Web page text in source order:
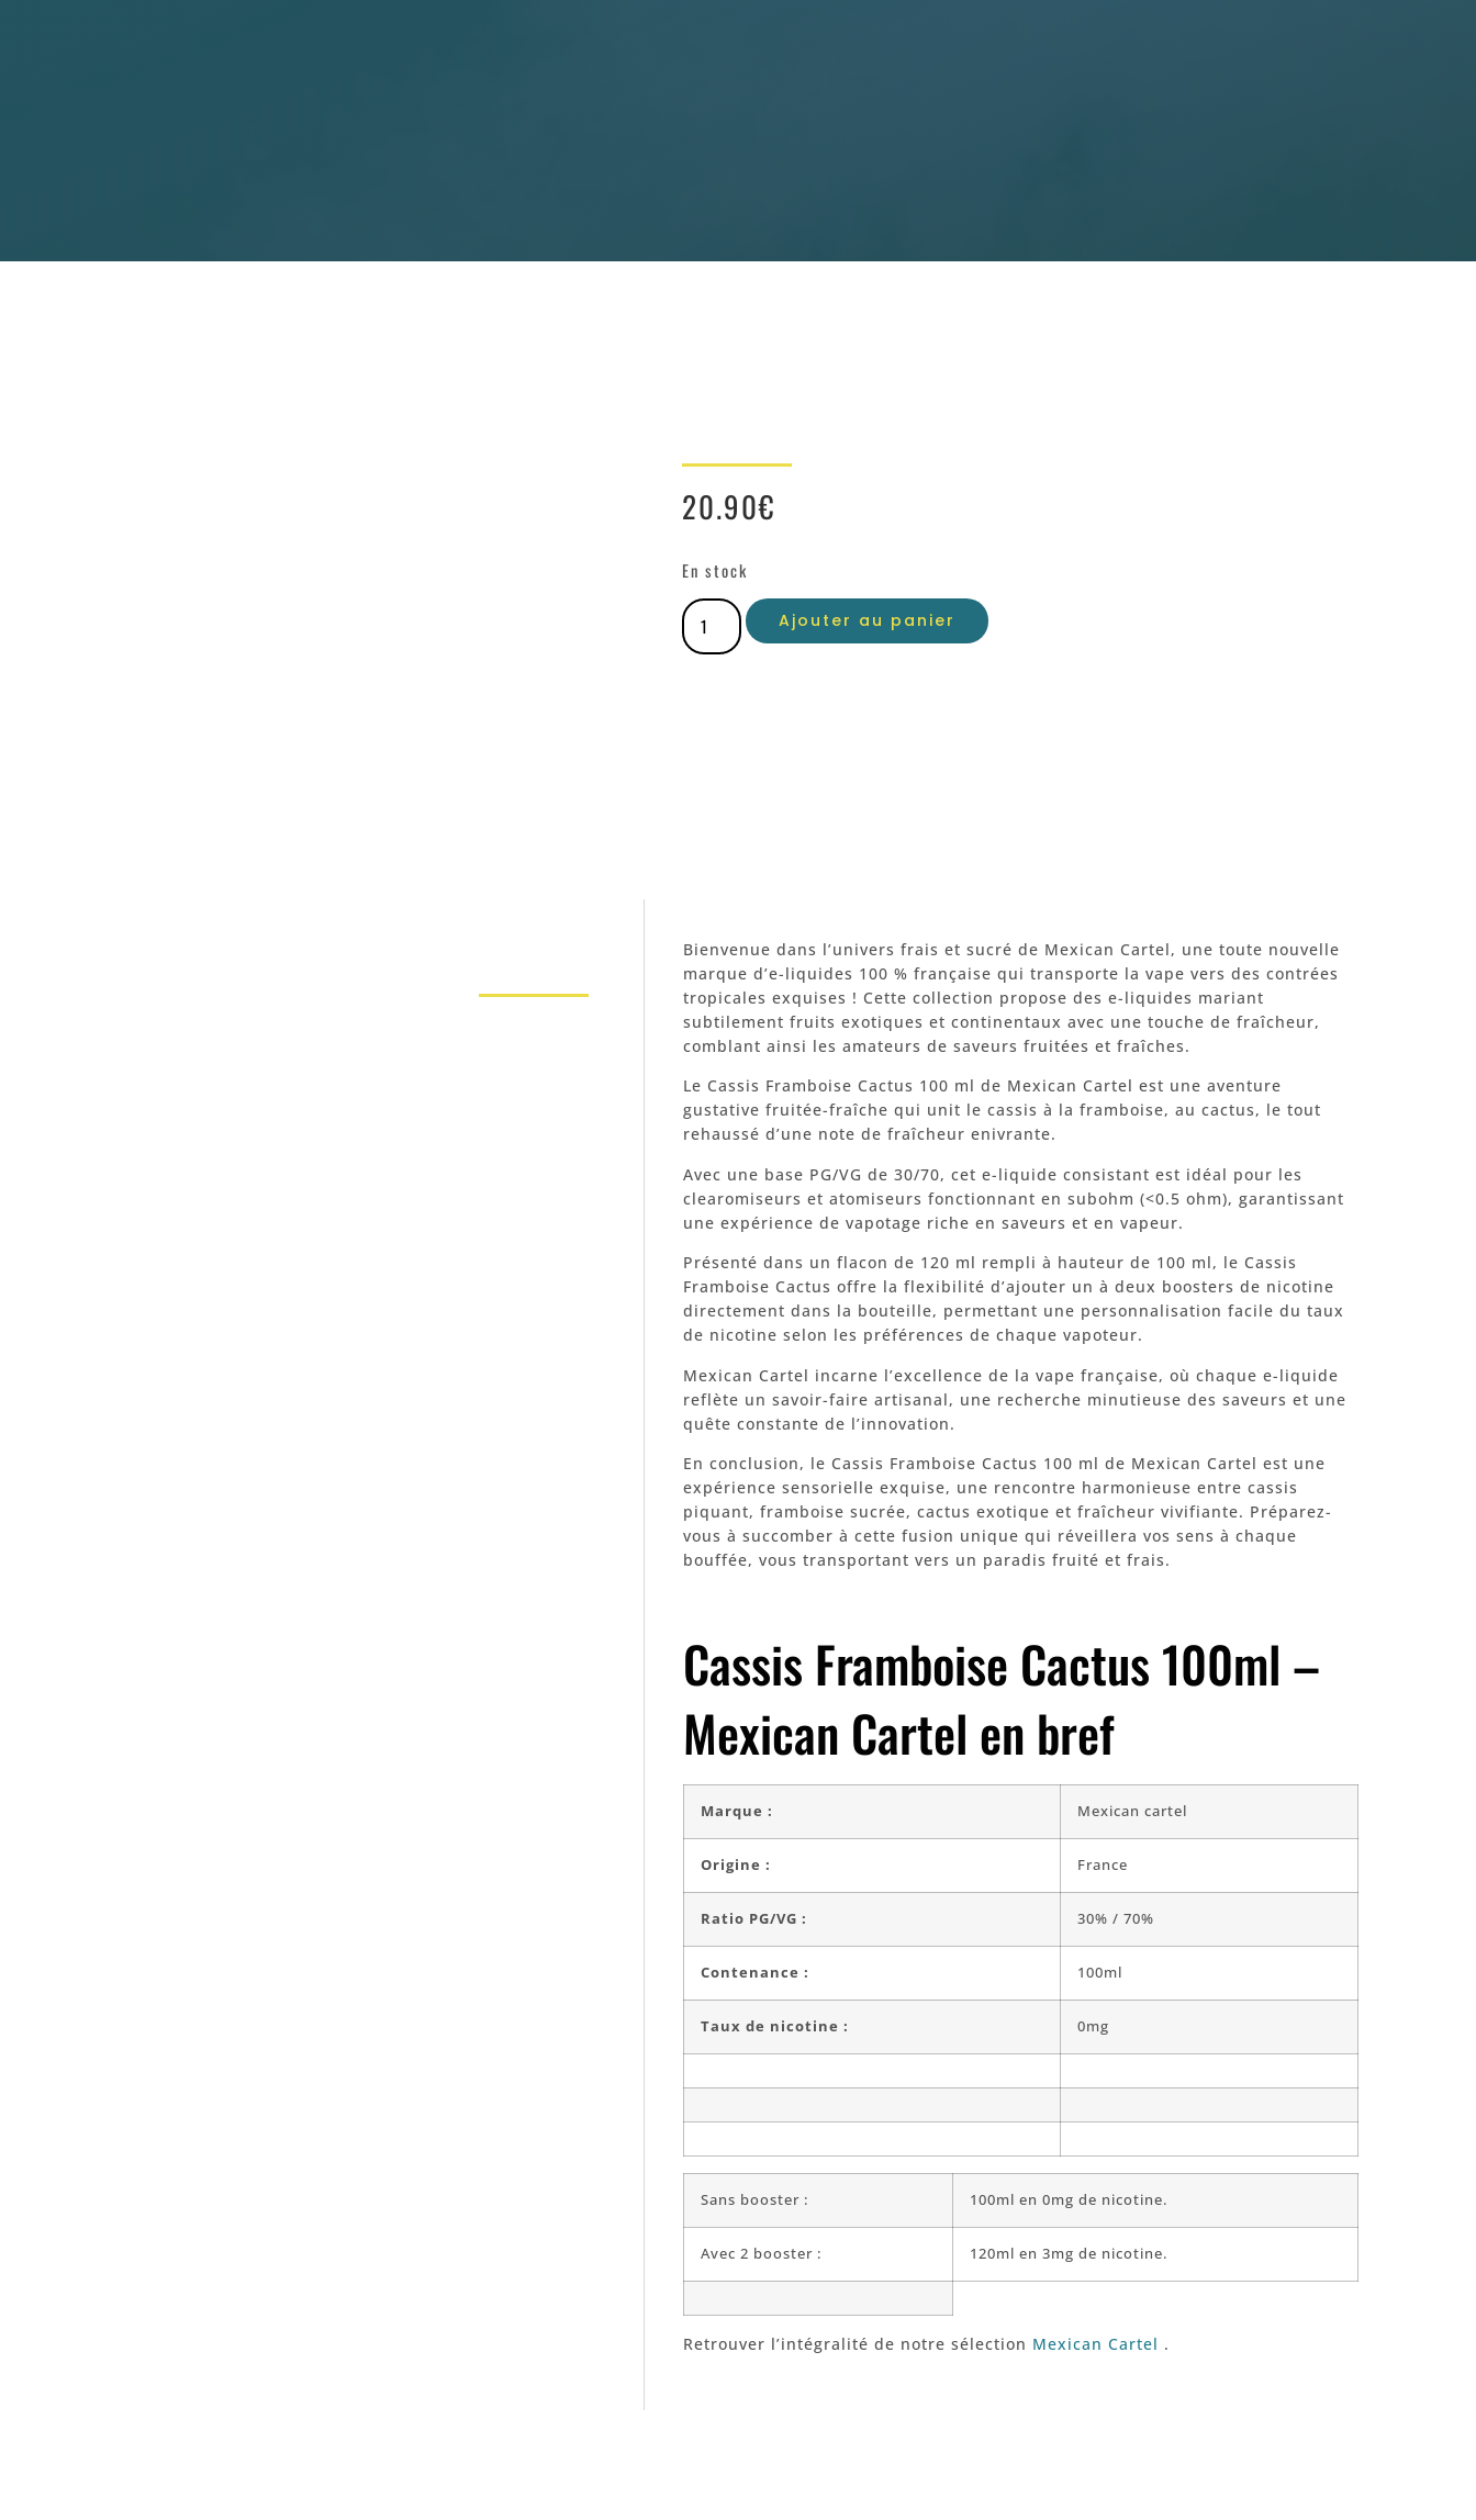
20.90€
En stock
Ajouter au panier
Bienvenue dans l’univers frais et sucré de Mexican Cartel, une toute nouvelle
marque d’e-liquides 100 % française qui transporte la vape vers des contrées
tropicales exquises ! Cette collection propose des e-liquides mariant
subtilement fruits exotiques et continentaux avec une touche de fraîcheur,
comblant ainsi les amateurs de saveurs fruitées et fraîches.
Le Cassis Framboise Cactus 100 ml de Mexican Cartel est une aventure
gustative fruitée-fraîche qui unit le cassis à la framboise, au cactus, le tout
rehaussé d’une note de fraîcheur enivrante.
Avec une base PG/VG de 30/70, cet e-liquide consistant est idéal pour les
clearomiseurs et atomiseurs fonctionnant en subohm (<0.5 ohm), garantissant
une expérience de vapotage riche en saveurs et en vapeur.
Présenté dans un flacon de 120 ml rempli à hauteur de 100 ml, le Cassis
Framboise Cactus offre la flexibilité d’ajouter un à deux boosters de nicotine
directement dans la bouteille, permettant une personnalisation facile du taux
de nicotine selon les préférences de chaque vapoteur.
Mexican Cartel incarne l’excellence de la vape française, où chaque e-liquide
reflète un savoir-faire artisanal, une recherche minutieuse des saveurs et une
quête constante de l’innovation.
En conclusion, le Cassis Framboise Cactus 100 ml de Mexican Cartel est une
expérience sensorielle exquise, une rencontre harmonieuse entre cassis
piquant, framboise sucrée, cactus exotique et fraîcheur vivifiante. Préparez-
vous à succomber à cette fusion unique qui réveillera vos sens à chaque
bouffée, vous transportant vers un paradis fruité et frais.
Cassis Framboise Cactus 100ml –
Mexican Cartel en bref
Marque : Mexican cartel
Origine : France
Ratio PG/VG : 30% / 70%
Contenance : 100ml
Taux de nicotine : 0mg
Sans booster : 100ml en 0mg de nicotine.
Avec 2 booster : 120ml en 3mg de nicotine.
Retrouver l’intégralité de notre sélection Mexican Cartel .